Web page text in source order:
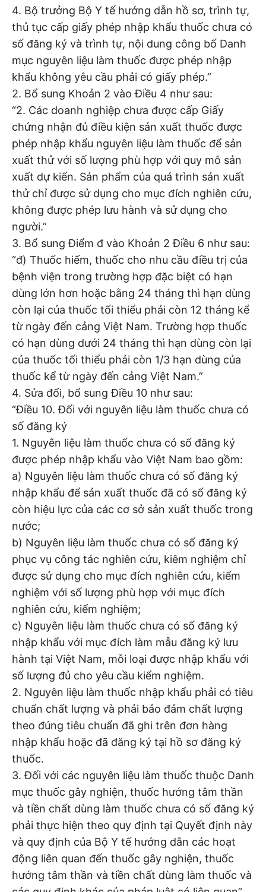
4. Bộ trưởng Bộ Y tế hướng dẫn hồ sơ, trình tự,
thủ tục cấp giấy phép nhập khẩu thuốc chưa có
số đăng ký và trình tự, nội dung công bố Danh
mục nguyên liệu làm thuốc được phép nhập
khẩu không yêu cầu phải có giấy phép.”
2. Bổ sung Khoản 2 vào Điều 4 như sau:
“2. Các doanh nghiệp chưa được cấp Giấy
chứng nhận đủ điều kiện sản xuất thuốc được
phép nhập khẩu nguyên liệu làm thuốc để sản
xuất thử với số lượng phù hợp với quy mô sản
xuất dự kiến. Sản phẩm của quá trình sản xuất
thử chỉ được sử dụng cho mục đích nghiên cứu,
không được phép lưu hành và sử dụng cho
người.”
3. Bổ sung Điểm đ vào Khoản 2 Điều 6 như sau:
“đ) Thuốc hiếm, thuốc cho nhu cầu điều trị của
bệnh viện trong trường hợp đặc biệt có hạn
dùng lớn hơn hoặc bằng 24 tháng thì hạn dùng
còn lại của thuốc tối thiểu phải còn 12 tháng kể
từ ngày đến cảng Việt Nam. Trường hợp thuốc
có hạn dùng dưới 24 tháng thì hạn dùng còn lại
của thuốc tối thiểu phải còn 1/3 hạn dùng của
thuốc kể từ ngày đến cảng Việt Nam.”
4. Sửa đổi, bổ sung Điều 10 như sau:
“Điều 10. Đối với nguyên liệu làm thuốc chưa có
số đăng ký
1. Nguyên liệu làm thuốc chưa có số đăng ký
được phép nhập khẩu vào Việt Nam bao gồm:
a) Nguyên liệu làm thuốc chưa có số đăng ký
nhập khẩu để sản xuất thuốc đã có số đăng ký
còn hiệu lực của các cơ sở sản xuất thuốc trong
nước;
b) Nguyên liệu làm thuốc chưa có số đăng ký
phục vụ công tác nghiên cứu, kiêm nghiệm chỉ
được sử dụng cho mục đích nghiên cứu, kiểm
nghiệm với số lượng phù hợp với mục đích
nghiên cứu, kiểm nghiệm;
c) Nguyên liệu làm thuốc chưa có số đăng ký
nhập khẩu với mục đích làm mẫu đăng ký lưu
hành tại Việt Nam, mỗi loại được nhập khẩu với
số lượng đủ cho yêu cầu kiểm nghiệm.
2. Nguyên liệu làm thuốc nhập khẩu phải có tiêu
chuẩn chất lượng và phải bảo đảm chất lượng
theo đúng tiêu chuẩn đã ghi trên đơn hàng
nhập khẩu hoặc đã đăng ký tại hồ sơ đăng ký
thuốc.
3. Đối với các nguyên liệu làm thuốc thuộc Danh
mục thuốc gây nghiện, thuốc hướng tâm thần
và tiền chất dùng làm thuốc chưa có số đăng ký
phải thực hiện theo quy định tại Quyết định này
và quy định của Bộ Y tế hướng dẫn các hoạt
động liên quan đến thuốc gây nghiện, thuốc
hướng tâm thần và tiền chất dùng làm thuốc và